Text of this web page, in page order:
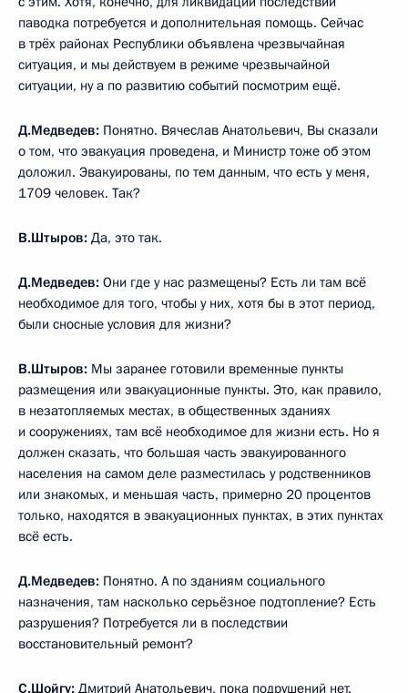
паводка потребуется и дополнительная помощь. Сейчас
в трёх районах Республики объявлена чрезвычайная
ситуация, и мы действуем в режиме чрезвычайной
ситуации, ну а по развитию событий посмотрим ещё.
Д.Медведев: Понятно. Вячеслав Анатольевич, Вы сказали
о том, что эвакуация проведена, и Министр тоже об этом
доложил. Эвакуированы, по тем данным, что есть у меня,
1709 человек. Так?
В.Штыров: Да, это так.
Д.Медведев: Они где у нас размещены? Есть ли там всё
необходимое для того, чтобы у них, хотя бы в этот период,
были сносные условия для жизни?
В.Штыров: Мы заранее готовили временные пункты
размещения или эвакуационные пункты. Это, как правило,
в незатопляемых местах, в общественных зданиях
и сооружениях, там всё необходимое для жизни есть. Но я
должен сказать, что большая часть эвакуированного
населения на самом деле разместилась у родственников
или знакомых, и меньшая часть, примерно 20 процентов
только, находятся в эвакуационных пунктах, в этих пунктах
всё есть.
Д.Медведев: Понятно. А по зданиям социального
назначения, там насколько серьёзное подтопление? Есть
разрушения? Потребуется ли в последствии
восстановительный ремонт?
С.Шойгу: Дмитрий Анатольевич, пока подрушений нет.